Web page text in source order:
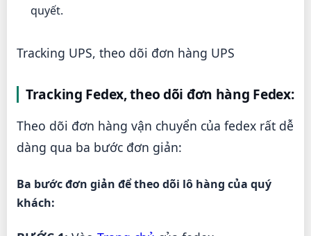
quyết.
Tracking UPS, theo dõi đơn hàng UPS
Tracking Fedex, theo dõi đơn hàng Fedex:
Theo dõi đơn hàng vận chuyển của fedex rất dễ
dàng qua ba bước đơn giản:
Ba bước đơn giản để theo dõi lô hàng của quý
khách: